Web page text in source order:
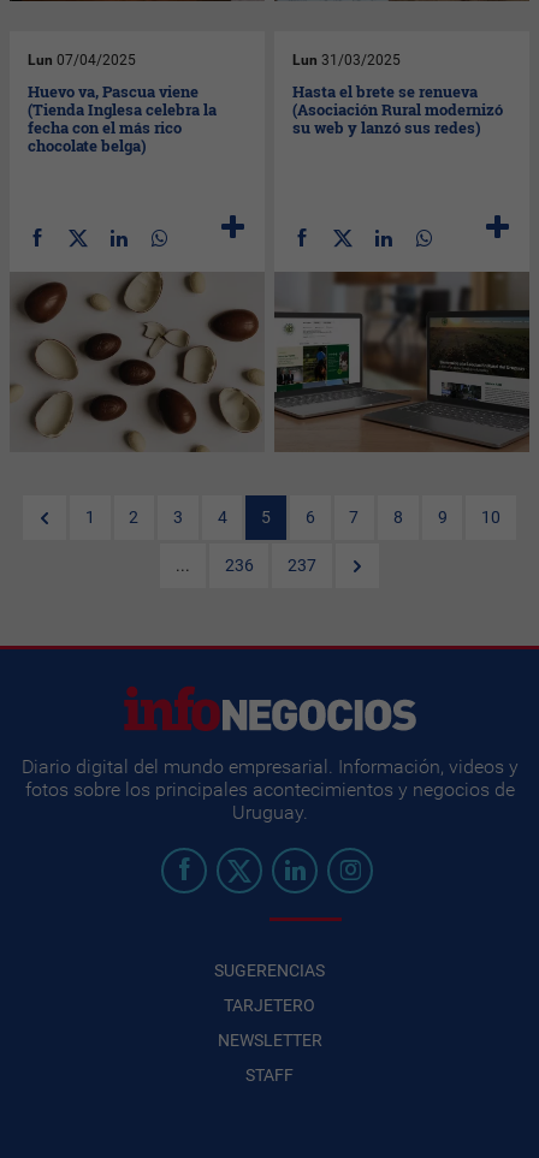
Lun 07/04/2025
Huevo va, Pascua viene
(Tienda Inglesa celebra la
fecha con el más rico
chocolate belga)
Lun 31/03/2025
Hasta el brete se renueva
(Asociación Rural modernizó
su web y lanzó sus redes)
1 2 3 4 5 6 7 8 9 10
... 236 237
Diario digital del mundo empresarial. Información, videos y
fotos sobre los principales acontecimientos y negocios de
Uruguay.
SUGERENCIAS
TARJETERO
NEWSLETTER
STAFF